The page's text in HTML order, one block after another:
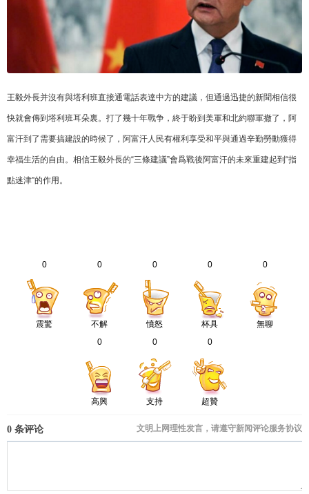
王毅外長并沒有與塔利班直接通電話表達中方的建議，但通過迅捷的新聞相信很
快就會傳到塔利班耳朵裏。打了幾十年戰争，終于盼到美軍和北約聯軍撤了，阿
富汗到了需要搞建設的時候了，阿富汗人民有權利享受和平與通過辛勤勞動獲得
幸福生活的自由。相信王毅外長的“三條建議”會爲戰後阿富汗的未來重建起到“指
點迷津”的作用。
0
震驚
0
不解
0
憤怒
0
杯具
0
無聊
0
高興
0
支持
0
超贊